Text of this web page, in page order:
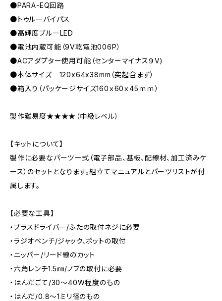
●PARA-EQ回路
●トゥルーバイパス
●高輝度ブルーLED
●電池内蔵可能（9V乾電池006P）
●ACアダプター使用可能（センターマイナス９V)
●本体サイズ 120x64x38mm（突起含まず）
●箱入り（パッケージサイズ160ｘ60ｘ45ｍｍ）
製作難易度★★★★（中級レベル）
【キットについて】
製作に必要なパーツ一式（電子部品、基板、配線材、加工済みケ
ース）のセットとなります。組立てマニュアルとパーツリストが付
属します。
【必要な工具】
・プラスドライバー/ふたの取付ネジに必要
・ラジオペンチ/ジャック、ポットの取付
・ニッパー/リード線のカット
・六角レンチ1.5㎜/ノブの取付に必要
・はんだごて/30～40W程度のもの
・はんだ/0.8～1ミリ径のもの